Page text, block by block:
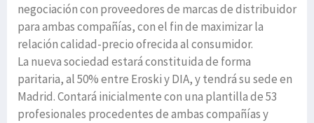
negociación con proveedores de marcas de distribuidor
para ambas compañías, con el fin de maximizar la
relación calidad-precio ofrecida al consumidor.
La nueva sociedad estará constituida de forma
paritaria, al 50% entre Eroski y DIA, y tendrá su sede en
Madrid. Contará inicialmente con una plantilla de 53
profesionales procedentes de ambas compañías y